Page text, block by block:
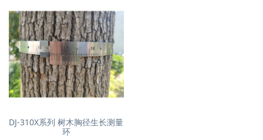
DJ-310X系列 树木胸径生长测量
环